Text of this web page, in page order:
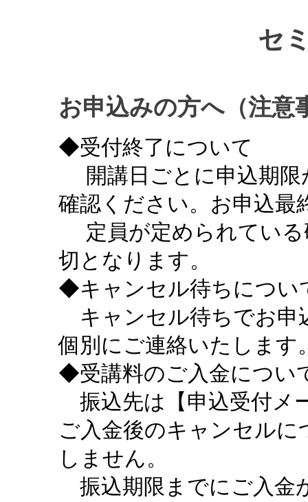
セ
お申込みの方へ（注意
◆受付終了について
開講日ごとに申込期限
確認ください。お申込最
定員が定められている
切となります。
◆キャンセル待ちについ
キャンセル待ちでお申
個別にご連絡いたします
◆受講料のご入金につい
振込先は【申込受付メ
ご入金後のキャンセル
しません。
振込期限までにご入金